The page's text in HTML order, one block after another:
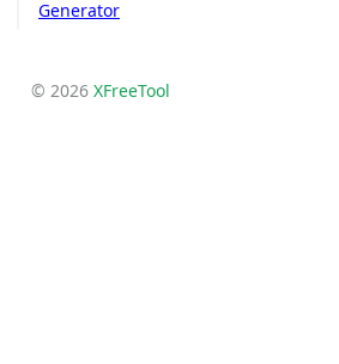
Generator
© 2026XFreeTool